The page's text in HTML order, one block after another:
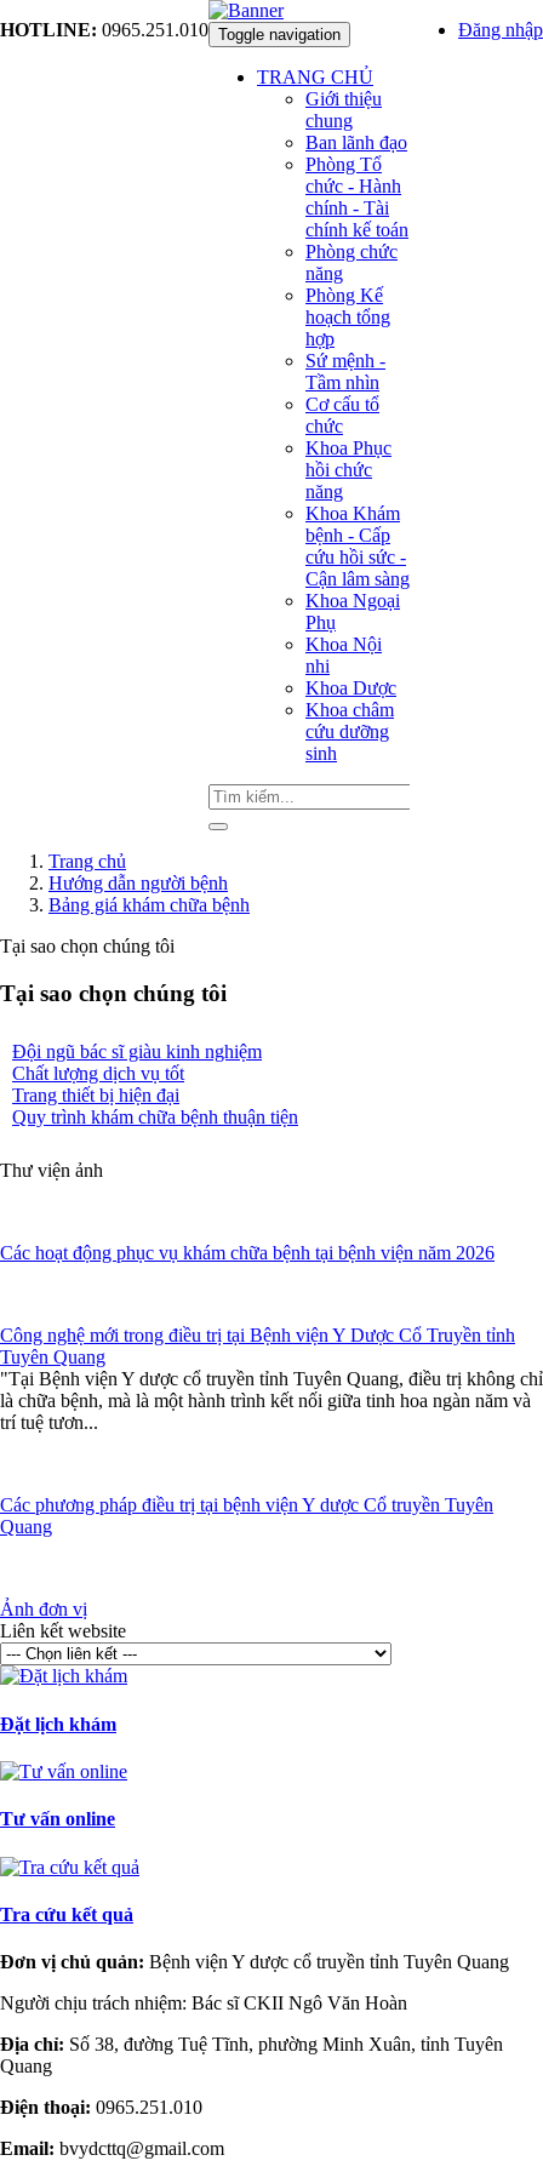
HOTLINE: 0965.251.010 Đăng nhập
Toggle navigation
TRANG CHỦ
Giới thiệu
chung
Ban lãnh đạo
Phòng Tổ
chức - Hành
chính - Tài
chính kế toán
Phòng chức
năng
Phòng Kế
hoạch tổng
hợp
Sứ mệnh -
Tầm nhìn
Cơ cấu tổ
chức
Khoa Phục
hồi chức
năng
Khoa Khám
bệnh - Cấp
cứu hồi sức -
Cận lâm sàng
Khoa Ngoại
Phụ
Khoa Nội
nhi
Khoa Dược
Khoa châm
cứu dưỡng
sinh
Trang chủ
Hướng dẫn người bệnh
Bảng giá khám chữa bệnh
Tại sao chọn chúng tôi
Tại sao chọn chúng tôi
Đội ngũ bác sĩ giàu kinh nghiệm
Chất lượng dịch vụ tốt
Trang thiết bị hiện đại
Quy trình khám chữa bệnh thuận tiện
Thư viện ảnh
Các hoạt động phục vụ khám chữa bệnh tại bệnh viện năm 2026
Công nghệ mới trong điều trị tại Bệnh viện Y Dược Cổ Truyền tỉnh
Tuyên Quang
"Tại Bệnh viện Y dược cổ truyền tỉnh Tuyên Quang, điều trị không chỉ
là chữa bệnh, mà là một hành trình kết nối giữa tinh hoa ngàn năm và
trí tuệ tươn...
Các phương pháp điều trị tại bệnh viện Y dược Cổ truyền Tuyên
Quang
Ảnh đơn vị
Liên kết website
Đặt lịch khám
Tư vấn online
Tra cứu kết quả
Đơn vị chủ quản: Bệnh viện Y dược cổ truyền tỉnh Tuyên Quang
Người chịu trách nhiệm: Bác sĩ CKII Ngô Văn Hoàn
Địa chỉ: Số 38, đường Tuệ Tĩnh, phường Minh Xuân, tỉnh Tuyên
Quang
Điện thoại: 0965.251.010
Email: bvydcttq@gmail.com